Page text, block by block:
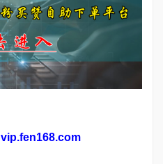
vip.fen168.com